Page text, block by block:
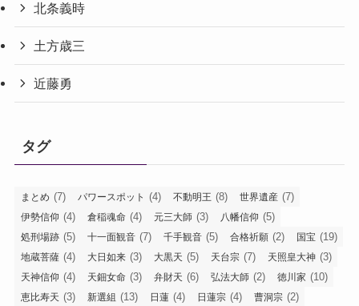
北条義時
土方歳三
近藤勇
タグ
まとめ (7) パワースポット (4) 不動明王 (8) 世界遺産 (7)
伊勢信仰 (4) 倉稲魂命 (4) 元三大師 (3) 八幡信仰 (5)
処刑場跡 (5) 十一面観音 (7) 千手観音 (5) 合格祈願 (2) 国宝 (19)
地蔵菩薩 (4) 大日如来 (3) 大黒天 (5) 天台宗 (7) 天照皇大神 (3)
天神信仰 (4) 天鈿女命 (3) 弁財天 (6) 弘法大師 (2) 徳川家 (10)
恵比寿天 (3) 新選組 (13) 日蓮 (4) 日蓮宗 (4) 曹洞宗 (2)